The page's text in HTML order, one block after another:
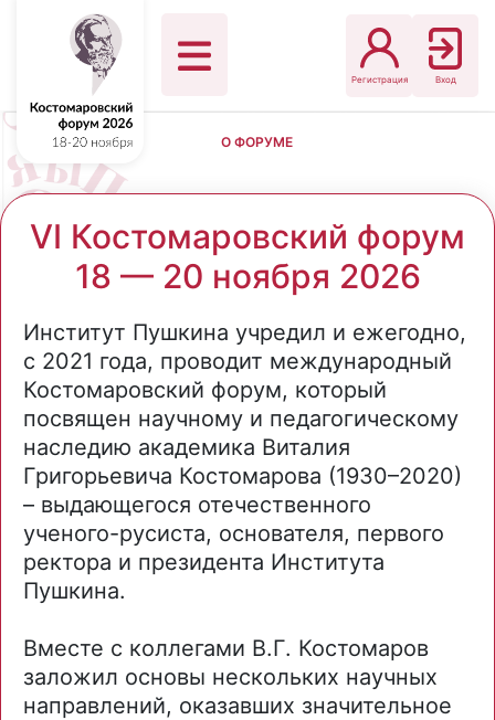
Регистрация Вход
О ФОРУМЕ
VI Костомаровский форум
18 — 20 ноября 2026
Институт Пушкина учредил и ежегодно,
с 2021 года, проводит международный
Костомаровский форум, который
посвящен научному и педагогическому
наследию академика Виталия
Григорьевича Костомарова (1930–2020)
– выдающегося отечественного
ученого-русиста, основателя, первого
ректора и президента Института
Пушкина.
Вместе с коллегами В.Г. Костомаров
заложил основы нескольких научных
направлений, оказавших значительное